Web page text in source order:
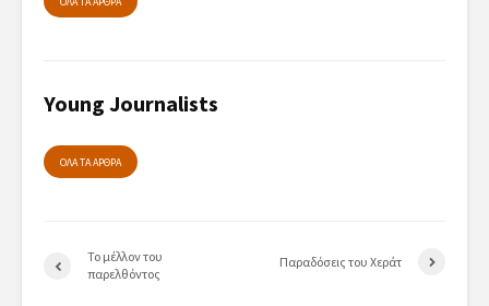
Young Journalists
ΟΛΑ ΤΑ ΑΡΘΡΑ
Το μέλλον του
παρελθόντος
Παραδόσεις του Χεράτ